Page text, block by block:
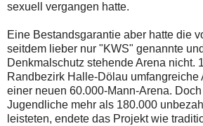
sexuell vergangen hatte.
Eine Bestandsgarantie aber hatte die
seitdem lieber nur "KWS" genannte
Denkmalschutz stehende Arena nicht.
Randbezirk Halle-Dölau umfangreiche
einer neuen 60.000-Mann-Arena.
Jugendliche mehr als 180.000
leisteten, endete das Projekt wie